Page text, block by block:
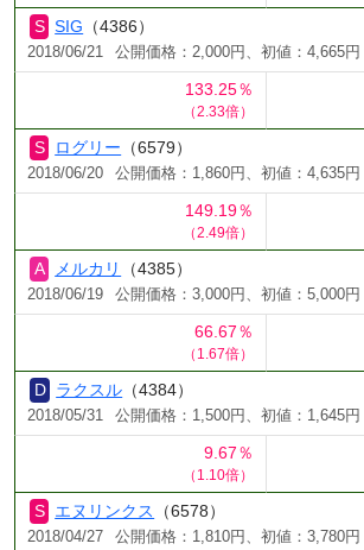
SIG （4386）
2018/06/21 公開価格：2,000円、初値：4,665円
133.25％
（2.33倍）
ログリー （6579）
2018/06/20 公開価格：1,860円、初値：4,635円
149.19％
（2.49倍）
メルカリ （4385）
2018/06/19 公開価格：3,000円、初値：5,000円
66.67％
（1.67倍）
ラクスル （4384）
2018/05/31 公開価格：1,500円、初値：1,645円
9.67％
（1.10倍）
エヌリンクス （6578）
2018/04/27 公開価格：1,810円、初値：3,780円